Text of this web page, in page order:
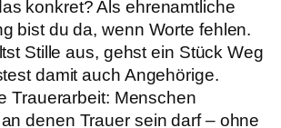
konkret? Als ehrenamtliche
bist du da, wenn Worte fehlen.
Stille aus, gehst ein Stück Weg
damit auch Angehörige.
Trauerarbeit: Menschen
denen Trauer sein darf – ohne